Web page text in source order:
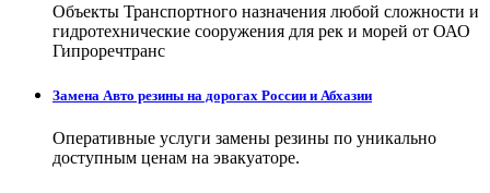
Объекты Транспортного назначения любой сложности и
гидротехнические сооружения для рек и морей от ОАО
Гипроречтранс
Замена Авто резины на дорогах России и Абхазии
Оперативные услуги замены резины по уникально
доступным ценам на эвакуаторе.